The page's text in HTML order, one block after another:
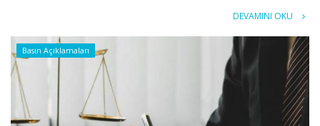
DEVAMINI OKU
Basın Açıklamaları